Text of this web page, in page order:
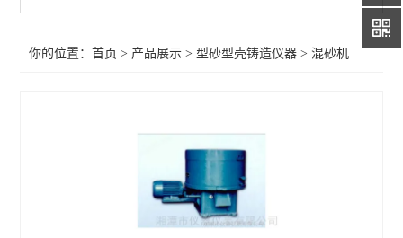
你的位置：首页 > 产品展示 > 型砂型壳铸造仪器 > 混砂机